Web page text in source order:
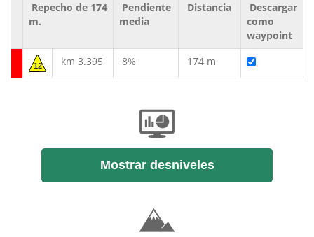
Repecho de 174
m.
Pendiente
media
Distancia
Descargar
como
waypoint
12 km 3.395 8% 174 m
Mostrar desniveles